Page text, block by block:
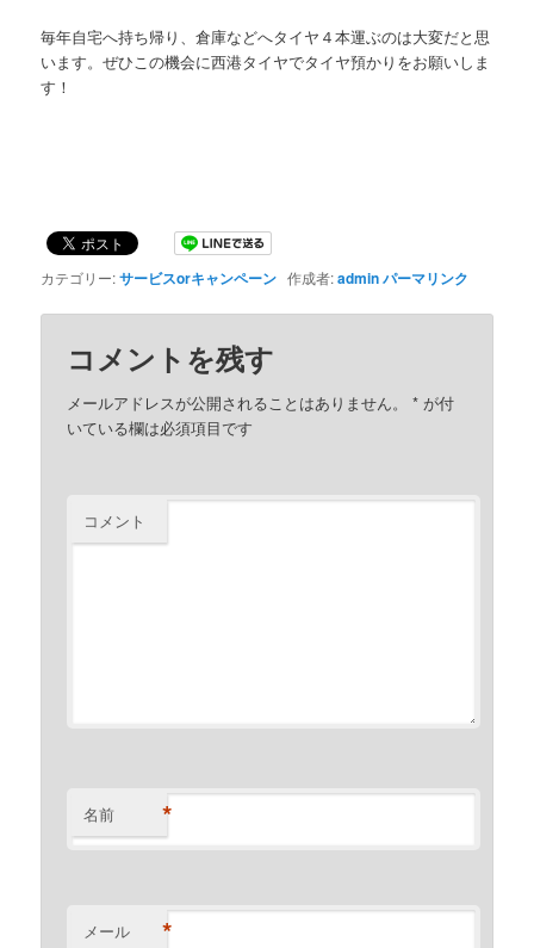
毎年自宅へ持ち帰り、倉庫などへタイヤ４本運ぶのは大変だと思
います。ぜひこの機会に西港タイヤでタイヤ預かりをお願いしま
す！
カテゴリー:サービスorキャンペーン 作成者:adminパーマリンク
コメントを残す
メールアドレスが公開されることはありません。 * が付
いている欄は必須項目です
コメント
名前 *
メール *